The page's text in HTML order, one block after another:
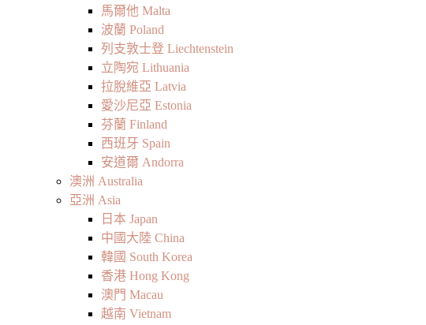
馬爾他 Malta
波蘭 Poland
列支敦士登 Liechtenstein
立陶宛 Lithuania
拉脫維亞 Latvia
愛沙尼亞 Estonia
芬蘭 Finland
西班牙 Spain
安道爾 Andorra
澳洲 Australia
亞洲 Asia
日本 Japan
中國大陸 China
韓國 South Korea
香港 Hong Kong
澳門 Macau
越南 Vietnam